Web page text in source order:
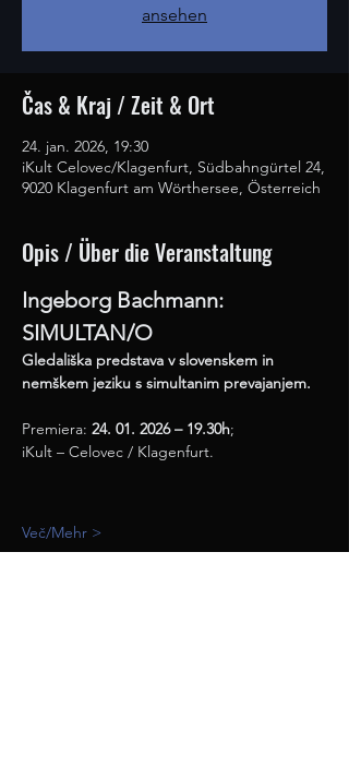
ansehen
Čas & Kraj / Zeit & Ort
24. jan. 2026, 19:30
iKult Celovec/Klagenfurt, Südbahngürtel 24,
9020 Klagenfurt am Wörthersee, Österreich
Opis / Über die Veranstaltung
Ingeborg Bachmann:
SIMULTAN/O
Gledališka predstava v slovenskem in
nemškem jeziku s simultanim prevajanjem.
Premiera: 24. 01. 2026 – 19.30h;
iKult – Celovec / Klagenfurt.
Več/Mehr >